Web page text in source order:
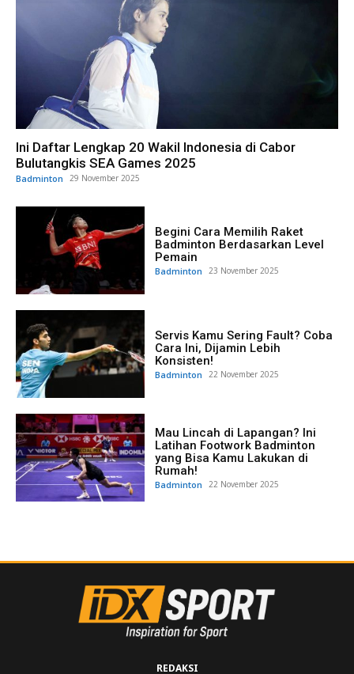
Ini Daftar Lengkap 20 Wakil Indonesia di Cabor
Bulutangkis SEA Games 2025
Badminton 29 November 2025
Begini Cara Memilih Raket
Badminton Berdasarkan Level
Pemain
Badminton 23 November 2025
Servis Kamu Sering Fault? Coba
Cara Ini, Dijamin Lebih
Konsisten!
Badminton 22 November 2025
Mau Lincah di Lapangan? Ini
Latihan Footwork Badminton
yang Bisa Kamu Lakukan di
Rumah!
Badminton 22 November 2025
REDAKSI